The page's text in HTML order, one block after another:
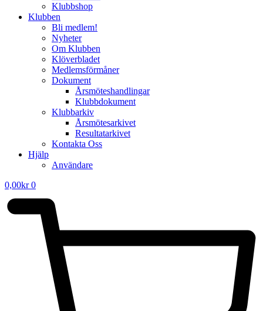
Klubbshop
Klubben
Bli medlem!
Nyheter
Om Klubben
Klöverbladet
Medlemsförmåner
Dokument
Årsmöteshandlingar
Klubbdokument
Klubbarkiv
Årsmötesarkivet
Resultatarkivet
Kontakta Oss
Hjälp
Användare
0,00kr 0